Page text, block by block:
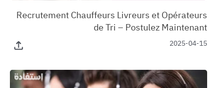
‏Recrutement Chauffeurs Livreurs et Opérateurs
de Tri – Postulez Maintenant
2025-04-15